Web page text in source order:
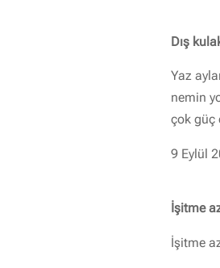
Dış
Yaz
nemin
çok güç
9 Eylül
İşitme
İşitme